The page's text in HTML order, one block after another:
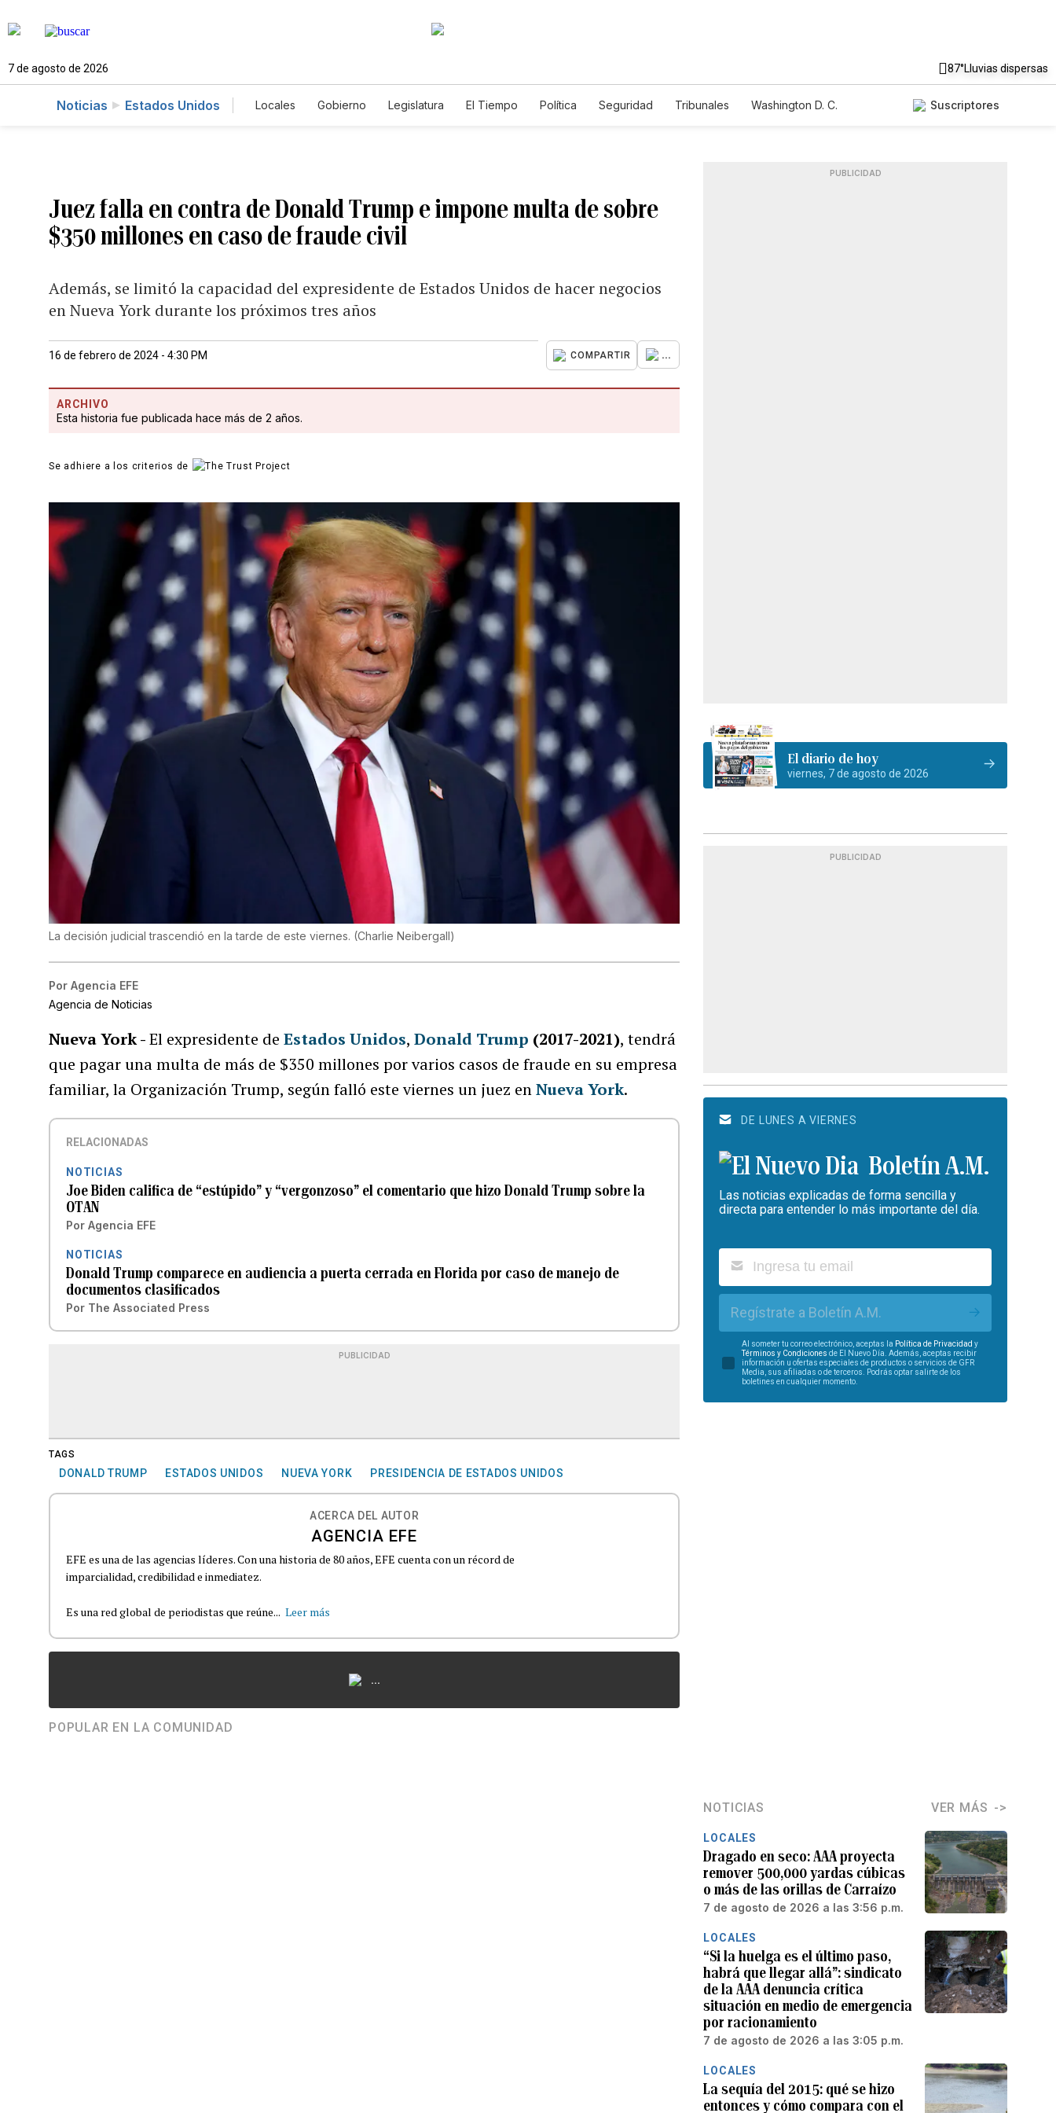
7 de agosto de 2026 87°Lluvias dispersas
Noticias Estados Unidos Locales Gobierno Legislatura El Tiempo Política Seguridad Tribunales
Washington D. C.
Suscriptores
Juez falla en contra de Donald Trump e impone multa de sobre
$350 millones en caso de fraude civil
Además, se limitó la capacidad del expresidente de Estados Unidos de hacer negocios
en Nueva York durante los próximos tres años
16 de febrero de 2024 - 4:30 PM COMPARTIR ...
ARCHIVO
Esta historia fue publicada hace más de 2 años.
Se adhiere a los criterios de
La decisión judicial trascendió en la tarde de este viernes. (Charlie Neibergall)
Por Agencia EFE
Agencia de Noticias
Nueva York -El expresidente de Estados Unidos,Donald Trump (2017-2021), tendrá
que pagar una multa de más de $350 millones por varios casos de fraude en su empresa
familiar, la Organización Trump, según falló este viernes un juez enNueva York.
RELACIONADAS
NOTICIAS
Joe Biden califica de “estúpido” y “vergonzoso” el comentario que hizo Donald Trump sobre la
OTAN
Por Agencia EFE
NOTICIAS
Donald Trump comparece en audiencia a puerta cerrada en Florida por caso de manejo de
documentos clasificados
Por The Associated Press
PUBLICIDAD
TAGS
DONALD TRUMP ESTADOS UNIDOS NUEVA YORK PRESIDENCIA DE ESTADOS UNIDOS
ACERCA DEL AUTOR
AGENCIA EFE
EFE es una de las agencias líderes. Con una historia de 80 años, EFE cuenta con un récord de
imparcialidad, credibilidad e inmediatez.
Es una red global de periodistas que reúne... Leer más
...
POPULAR EN LA COMUNIDAD
PUBLICIDAD
El diario de hoy
viernes, 7 de agosto de 2026
PUBLICIDAD
DE LUNES A VIERNES
Boletín A.M.
Las noticias explicadas de forma sencilla y
directa para entender lo más importante del día.
Regístrate a Boletín A.M.
Al someter tu correo electrónico, aceptas la Política de Privacidad y
Términos y Condiciones de El Nuevo Día. Además, aceptas recibir
información u ofertas especiales de productos o servicios de GFR
Media, sus afiliadas o de terceros. Podrás optar salirte de los
boletines en cualquier momento.
NOTICIAS VER MÁS
LOCALES
Dragado en seco: AAA proyecta
remover 500,000 yardas cúbicas
o más de las orillas de Carraízo
7 de agosto de 2026 a las 3:56 p.m.
LOCALES
“Si la huelga es el último paso,
habrá que llegar allá”: sindicato
de la AAA denuncia crítica
situación en medio de emergencia
por racionamiento
7 de agosto de 2026 a las 3:05 p.m.
LOCALES
La sequía del 2015: qué se hizo
entonces y cómo compara con el